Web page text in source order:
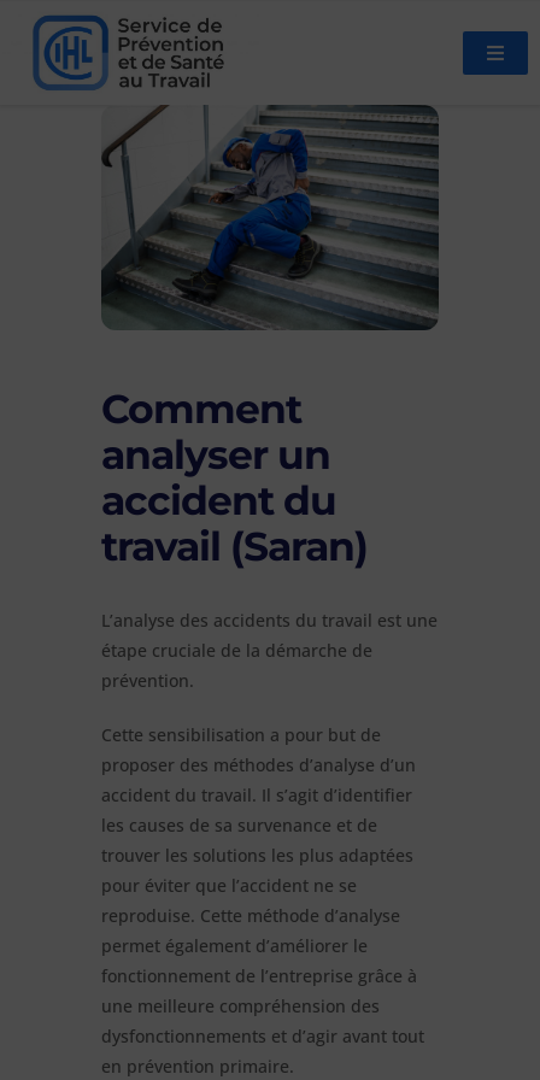
Comment
analyser un
accident du
travail (Saran)
L’analyse des accidents du travail est une
étape cruciale de la démarche de
prévention.
Cette sensibilisation a pour but de
proposer des méthodes d’analyse d’un
accident du travail. Il s’agit d’identifier
les causes de sa survenance et de
trouver les solutions les plus adaptées
pour éviter que l’accident ne se
reproduise. Cette méthode d’analyse
permet également d’améliorer le
fonctionnement de l’entreprise grâce à
une meilleure compréhension des
dysfonctionnements et d’agir avant tout
en prévention primaire.